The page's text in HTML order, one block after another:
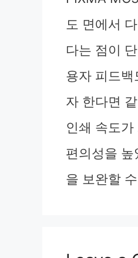
도 면에서
다는 점이
용자 피드
자 한다면
인쇄 속도
편의성을
을 보완할